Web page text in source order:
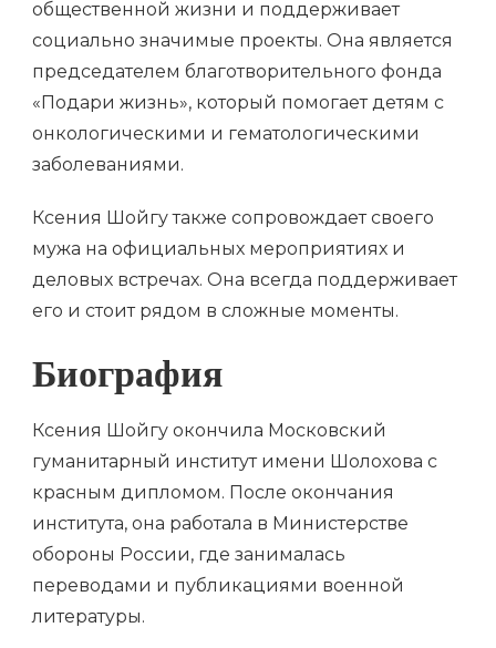
общественной жизни и поддерживает
социально значимые проекты. Она является
председателем благотворительного фонда
«Подари жизнь», который помогает детям с
онкологическими и гематологическими
заболеваниями.
Ксения Шойгу также сопровождает своего
мужа на официальных мероприятиях и
деловых встречах. Она всегда поддерживает
его и стоит рядом в сложные моменты.
Биография
Ксения Шойгу окончила Московский
гуманитарный институт имени Шолохова с
красным дипломом. После окончания
института, она работала в Министерстве
обороны России, где занималась
переводами и публикациями военной
литературы.